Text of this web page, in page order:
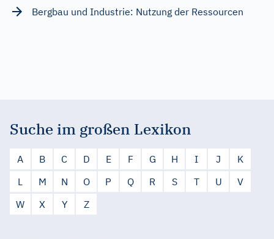
Bergbau und Industrie: Nutzung der Ressourcen
Suche im großen Lexikon
A B C D E F G H I J
K
L
M N O P Q R S T U
V
W
X Y Z